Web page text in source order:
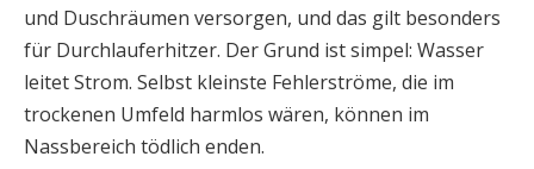
und Duschräumen versorgen, und das gilt besonders
für Durchlauferhitzer. Der Grund ist simpel: Wasser
leitet Strom. Selbst kleinste Fehlerströme, die im
trockenen Umfeld harmlos wären, können im
Nassbereich tödlich enden.